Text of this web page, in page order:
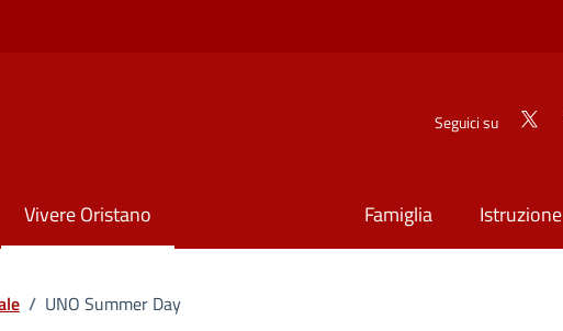
Seguici su
Vivere Oristano Famiglia Istruzione
/ UNO Summer Day